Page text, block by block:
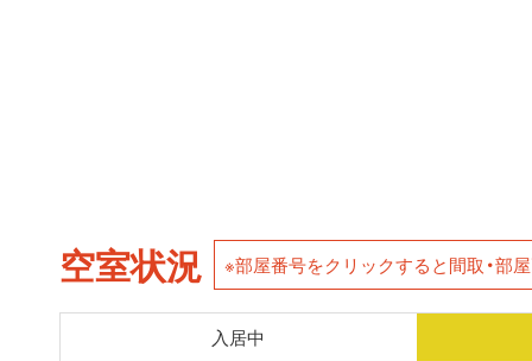
空室状況 ※部屋番号をクリックすると間取・部
入居中